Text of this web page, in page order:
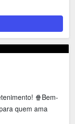
🍿Bem-
quem ama